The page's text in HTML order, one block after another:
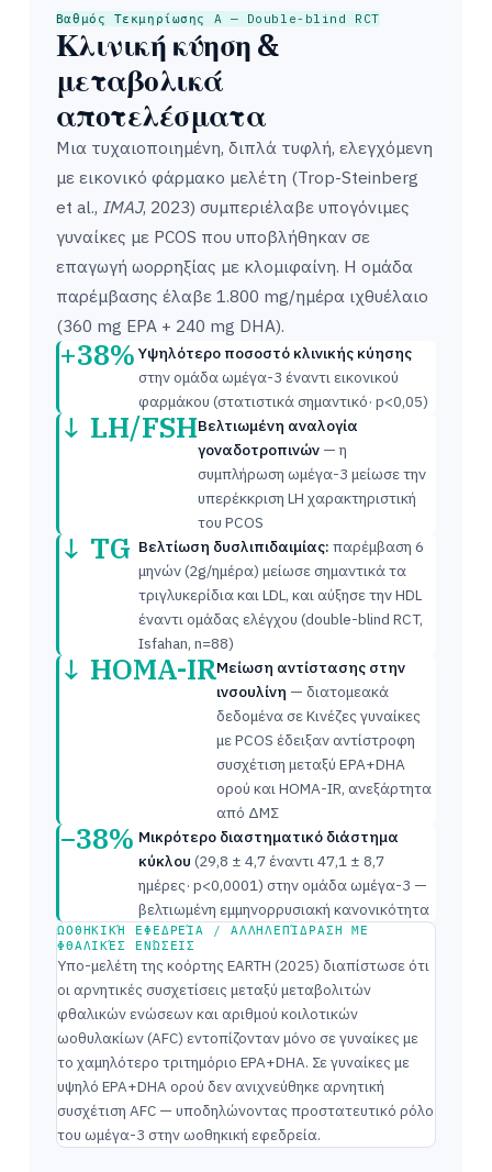
Βαθμός Τεκμηρίωσης A — Double-blind RCT
Κλινική κύηση &
μεταβολικά
αποτελέσματα
Μια τυχαιοποιημένη, διπλά τυφλή, ελεγχόμενη
με εικονικό φάρμακο μελέτη (Trop-Steinberg
et al., IMAJ, 2023) συμπεριέλαβε υπογόνιμες
γυναίκες με PCOS που υποβλήθηκαν σε
επαγωγή ωορρηξίας με κλομιφαίνη. Η ομάδα
παρέμβασης έλαβε 1.800 mg/ημέρα ιχθυέλαιο
(360 mg EPA + 240 mg DHA).
+38% Υψηλότερο ποσοστό κλινικής κύησης
στην ομάδα ωμέγα-3 έναντι εικονικού
φαρμάκου (στατιστικά σημαντικό· p<0,05)
↓ LH/FSHΒελτιωμένη αναλογία
γοναδοτροπινών— η
συμπλήρωση ωμέγα-3 μείωσε την
υπερέκκριση LH χαρακτηριστική
του PCOS
↓ TG Βελτίωση δυσλιπιδαιμίας: παρέμβαση 6
μηνών (2g/ημέρα) μείωσε σημαντικά τα
τριγλυκερίδια και LDL, και αύξησε την HDL
έναντι ομάδας ελέγχου (double-blind RCT,
Isfahan, n=88)
↓ HOMA-IRΜείωση αντίστασης στην
ινσουλίνη — διατομεακά
δεδομένα σε Κινέζες γυναίκες
με PCOS έδειξαν αντίστροφη
συσχέτιση μεταξύ EPA+DHA
ορού και HOMA-IR, ανεξάρτητα
από ΔΜΣ
−38% Μικρότερο διαστηματικό διάστημα
κύκλου (29,8 ± 4,7 έναντι 47,1 ± 8,7
ημέρες· p<0,0001) στην ομάδα ωμέγα-3 —
βελτιωμένη εμμηνορρυσιακή κανονικότητα
ΩΟΘΗΚΙΚΉ ΕΦΕΔΡΕΊΑ / ΑΛΛΗΛΕΠΊΔΡΑΣΗ ΜΕ
ΦΘΑΛΙΚΈΣ ΕΝΏΣΕΙΣ
Υπο-μελέτη της κοόρτης EARTH (2025) διαπίστωσε ότι
οι αρνητικές συσχετίσεις μεταξύ μεταβολιτών
φθαλικών ενώσεων και αριθμού κοιλοτικών
ωοθυλακίων (AFC) εντοπίζονταν μόνο σε γυναίκες με
το χαμηλότερο τριτημόριο EPA+DHA. Σε γυναίκες με
υψηλό EPA+DHA ορού δεν ανιχνεύθηκε αρνητική
συσχέτιση AFC — υποδηλώνοντας προστατευτικό ρόλο
του ωμέγα-3 στην ωοθηκική εφεδρεία.